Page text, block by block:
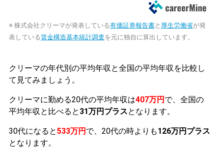
※ 株式会社クリーマが発表している有価証券報告書と 厚生労働省が発
表している賃金構造基本統計調査を元に独自に算出しています。
クリーマの年代別の平均年収と全国の平均年収を比較し
て見てみましょう。
クリーマに勤める20代の平均年収は407万円 で、全国の
平均年収と比べると 31万円プラスとなります。
30代になると533万円 で、20代の時よりも126万円プラス
となります。